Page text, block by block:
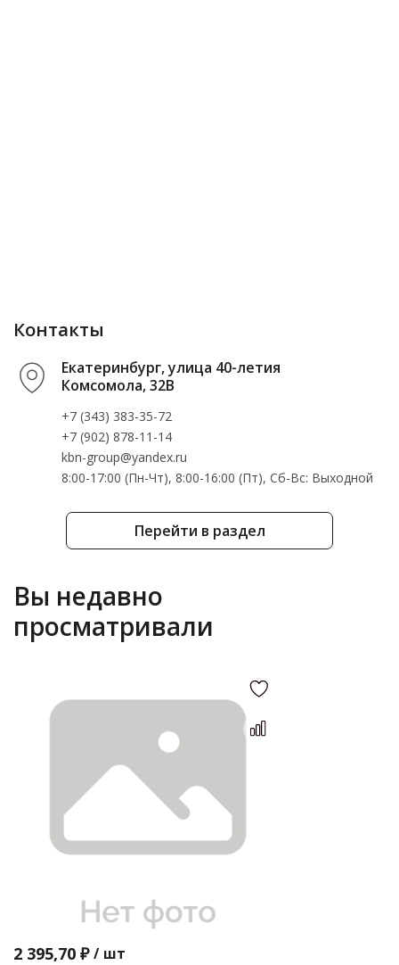
Перейти в раздел
Контакты
Екатеринбург, улица 40-летия
Комсомола, 32В
+7 (343) 383-35-72
+7 (902) 878-11-14
kbn-group@yandex.ru
8:00-17:00 (Пн-Чт), 8:00-16:00 (Пт), Cб-Вс: Выходной
Вы недавно
просматривали
2 395,70 ₽ / шт